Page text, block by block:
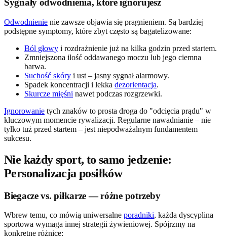
Sygnały odwodnienia, które ignorujesz
Odwodnienie nie zawsze objawia się pragnieniem. Są bardziej
podstępne symptomy, które zbyt często są bagatelizowane:
Ból głowy i rozdrażnienie już na kilka godzin przed startem.
Zmniejszona ilość oddawanego moczu lub jego ciemna
barwa.
Suchość skóry i ust – jasny sygnał alarmowy.
Spadek koncentracji i lekka dezorientacja.
Skurcze mięśni nawet podczas rozgrzewki.
Ignorowanie tych znaków to prosta droga do "odcięcia prądu" w
kluczowym momencie rywalizacji. Regularne nawadnianie – nie
tylko tuż przed startem – jest niepodważalnym fundamentem
sukcesu.
Nie każdy sport, to samo jedzenie:
Personalizacja posiłków
Biegacze vs. piłkarze — różne potrzeby
Wbrew temu, co mówią uniwersalne poradniki, każda dyscyplina
sportowa wymaga innej strategii żywieniowej. Spójrzmy na
konkretne różnice: